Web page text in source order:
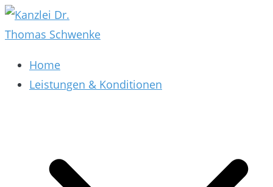
Zum
Inhalt
Kanzlei Dr. Thomas Schwenke
Rechtsberatung für Datenschutz, Social Media,
Marketing, E-Commerce & AGB & Verträge
Home
Leistungen & Konditionen